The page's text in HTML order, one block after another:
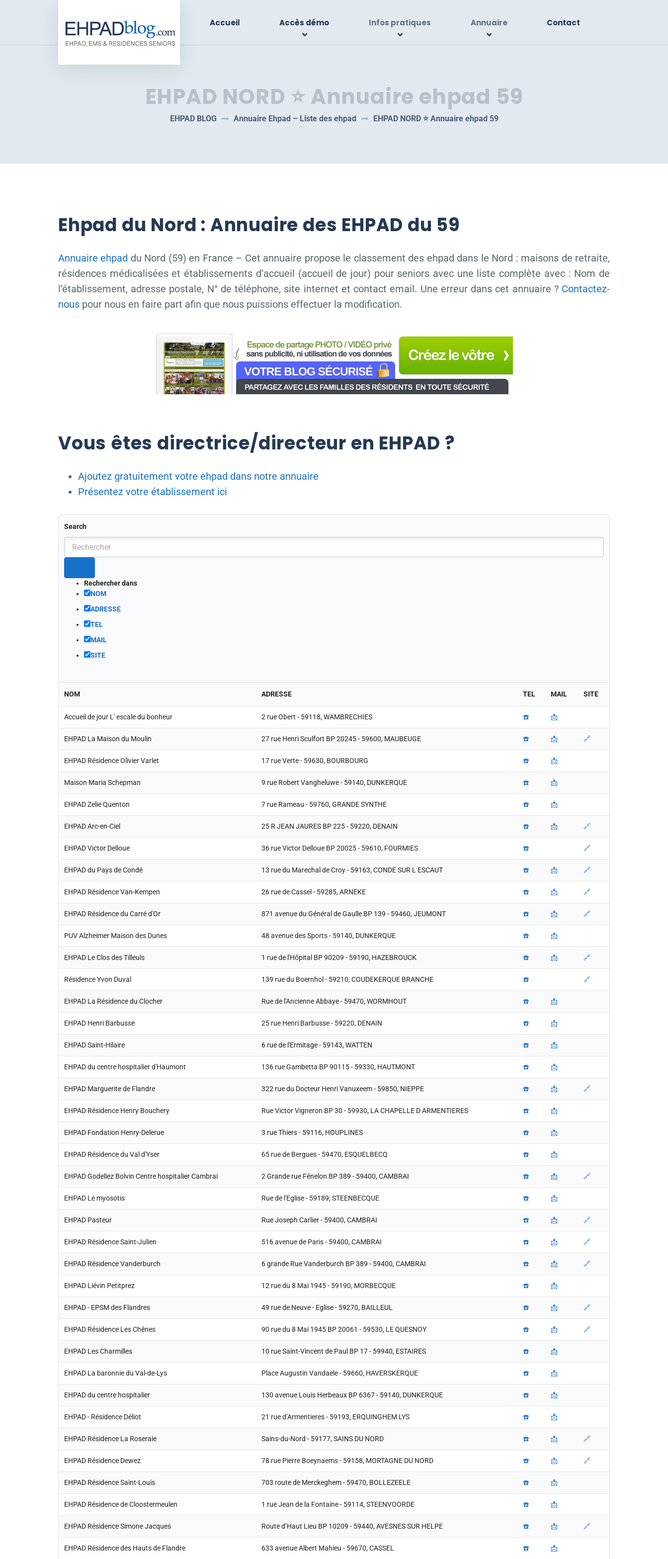
Accueil Accès démo Infos pratiques Annuaire Contact
EHPAD NORD ⭐️ Annuaire ehpad 59
EHPAD BLOG Annuaire Ehpad – Liste des ehpad EHPAD NORD ⭐️ Annuaire ehpad 59
Ehpad du Nord : Annuaire des EHPAD du 59
Annuaire ehpad du Nord (59) en France – Cet annuaire propose le classement des ehpad dans le Nord : maisons de retraite,
résidences médicalisées et établissements d’accueil (accueil de jour) pour seniors avec une liste complète avec : Nom de
l’établissement, adresse postale, N° de téléphone, site internet et contact email. Une erreur dans cet annuaire ? Contactez-
nous pour nous en faire part afin que nous puissions effectuer la modification.
Vous êtes directrice/directeur en EHPAD ?
Ajoutez gratuitement votre ehpad dans notre annuaire
Présentez votre établissement ici
Search
Rechercher dans
NOM
ADRESSE
TEL
MAIL
SITE
NOM ADRESSE TEL MAIL SITE
Accueil de jour L' escale du bonheur 2 rue Obert - 59118, WAMBRECHIES ☎️ 📩
EHPAD La Maison du Moulin 27 rue Henri Sculfort BP 20245 - 59600, MAUBEUGE ☎️ 📩 🔗
EHPAD Résidence Olivier Varlet 17 rue Verte - 59630, BOURBOURG ☎️ 📩
Maison Maria Schepman 9 rue Robert Vangheluwe - 59140, DUNKERQUE ☎️ 📩
EHPAD Zelie Quenton 7 rue Rameau - 59760, GRANDE SYNTHE ☎️ 📩
EHPAD Arc-en-Ciel 25 R JEAN JAURES BP 225 - 59220, DENAIN ☎️ 📩 🔗
EHPAD Victor Delloue 36 rue Victor Delloue BP 20025 - 59610, FOURMIES ☎️ 🔗
EHPAD du Pays de Condé 13 rue du Marechal de Croy - 59163, CONDE SUR L ESCAUT ☎️ 📩 🔗
EHPAD Résidence Van-Kempen 26 rue de Cassel - 59285, ARNEKE ☎️ 📩 🔗
EHPAD Résidence du Carré d'Or 871 avenue du Général de Gaulle BP 139 - 59460, JEUMONT ☎️ 📩 🔗
PUV Alzheimer Maison des Dunes 48 avenue des Sports - 59140, DUNKERQUE ☎️ 📩
EHPAD Le Clos des Tilleuls 1 rue de l'Hôpital BP 90209 - 59190, HAZEBROUCK ☎️ 📩 🔗
Résidence Yvon Duval 139 rue du Boernhol - 59210, COUDEKERQUE BRANCHE ☎️ 🔗
EHPAD La Résidence du Clocher Rue de l'Ancienne Abbaye - 59470, WORMHOUT ☎️ 📩
EHPAD Henri Barbusse 25 rue Henri Barbusse - 59220, DENAIN ☎️ 📩
EHPAD Saint-Hilaire 6 rue de l'Ermitage - 59143, WATTEN ☎️ 📩
EHPAD du centre hospitalier d'Haumont 136 rue Gambetta BP 90115 - 59330, HAUTMONT ☎️ 📩
EHPAD Marguerite de Flandre 322 rue du Docteur Henri Vanuxeem - 59850, NIEPPE ☎️ 📩 🔗
EHPAD Résidence Henry Bouchery Rue Victor Vigneron BP 30 - 59930, LA CHAPELLE D ARMENTIERES ☎️ 📩
EHPAD Fondation Henry-Delerue 3 rue Thiers - 59116, HOUPLINES ☎️ 📩
EHPAD Résidence du Val d'Yser 65 rue de Bergues - 59470, ESQUELBECQ ☎️ 📩
EHPAD Godeliez Bolvin Centre hospitalier Cambrai 2 Grande rue Fénelon BP 389 - 59400, CAMBRAI ☎️ 📩 🔗
EHPAD Le myosotis Rue de l'Eglise - 59189, STEENBECQUE ☎️ 📩
EHPAD Pasteur Rue Joseph Carlier - 59400, CAMBRAI ☎️ 📩 🔗
EHPAD Résidence Saint-Julien 516 avenue de Paris - 59400, CAMBRAI ☎️ 📩 🔗
EHPAD Résidence Vanderburch 6 grande Rue Vanderburch BP 389 - 59400, CAMBRAI ☎️ 📩 🔗
EHPAD Liévin Petitprez 12 rue du 8 Mai 1945 - 59190, MORBECQUE ☎️ 📩
EHPAD - EPSM des Flandres 49 rue de Neuve - Eglise - 59270, BAILLEUL ☎️ 📩 🔗
EHPAD Résidence Les Chênes 90 rue du 8 Mai 1945 BP 20061 - 59530, LE QUESNOY ☎️ 📩 🔗
EHPAD Les Charmilles 10 rue Saint-Vincent de Paul BP 17 - 59940, ESTAIRES ☎️ 📩
EHPAD La baronnie du Val-de-Lys Place Augustin Vandaele - 59660, HAVERSKERQUE ☎️ 📩
EHPAD du centre hospitalier 130 avenue Louis Herbeaux BP 6367 - 59140, DUNKERQUE ☎️ 📩
EHPAD - Résidence Déliot 21 rue d’Armentieres - 59193, ERQUINGHEM LYS ☎️ 📩
EHPAD Résidence La Roseraie Sains-du-Nord - 59177, SAINS DU NORD ☎️ 📩 🔗
EHPAD Résidence Dewez 78 rue Pierre Boeynaems - 59158, MORTAGNE DU NORD ☎️ 📩 🔗
EHPAD Résidence Saint-Louis 703 route de Merckeghem - 59470, BOLLEZEELE ☎️ 📩
EHPAD Résidence de Cloostermeulen 1 rue Jean de la Fontaine - 59114, STEENVOORDE ☎️ 📩
EHPAD Résidence Simone Jacques Route d’Haut Lieu BP 10209 - 59440, AVESNES SUR HELPE ☎️ 📩 🔗
EHPAD Résidence des Hauts de Flandre 633 avenue Albert Mahieu - 59670, CASSEL ☎️ 📩